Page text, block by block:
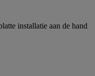
installatie aan de hand